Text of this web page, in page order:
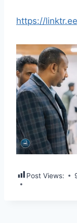
https://
Post Views: